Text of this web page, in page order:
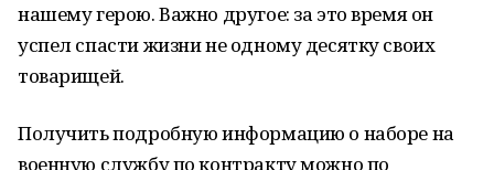
нашему герою. Важно другое: за это время он
успел спасти жизни не одному десятку своих
товарищей.
Получить подробную информацию о наборе на
военную службу по контракту можно по